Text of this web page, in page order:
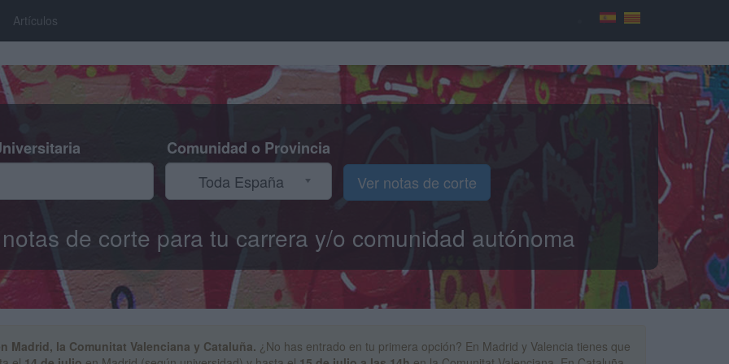
Artículos
Comunidad o Provincia
Toda España
Ver notas de corte
de corte para tu carrera y/o comunidad autónoma
la Comunitat Valenciana y Cataluña. ¿No has entrado en tu primera opción? En Madrid y Valencia tienes que